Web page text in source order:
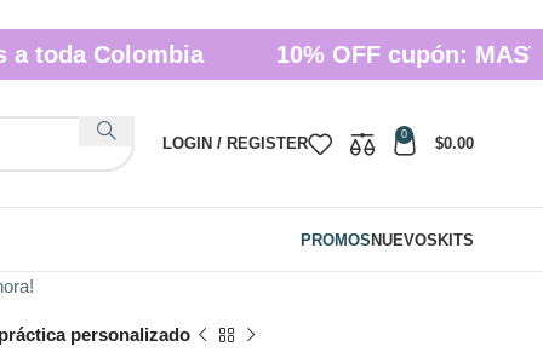
Colombia 10% OFF cupón: MASTECH
LOGIN / REGISTER
0
$0.00
PROMOSNUEVOSKITS
personalizado